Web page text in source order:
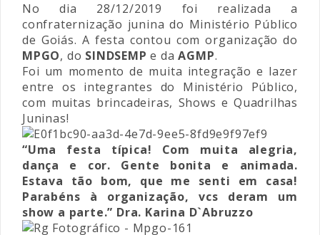
No dia 28/12/2019 foi realizada a
confraternização junina do Ministério Público
de Goiás. A festa contou com organização do
MPGO, do SINDSEMP e daAGMP.
Foi um momento de muita integração e lazer
entre os integrantes do Ministério Público,
com muitas brincadeiras, Shows e Quadrilhas
Juninas!
“Uma festa típica! Com muita alegria,
dança e cor. Gente bonita e animada.
Estava tão bom, que me senti em casa!
Parabéns à organização, vcs deram um
show a parte.” Dra. Karina D`Abruzzo